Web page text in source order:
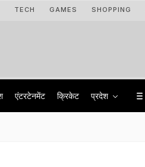
TECH GAMES SHOPPING
एंटरटेनमेंट क्रिकेट प्रदेश